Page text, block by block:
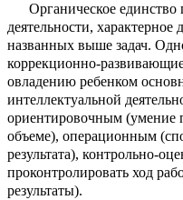
Органическое единство
деятельности, характерное
названных выше задач.
коррекционно-
овладению ребенком
интеллектуальной
ориентировочным (умение
объеме), операционным
результата), контрольно-
проконтролировать ход
результаты).